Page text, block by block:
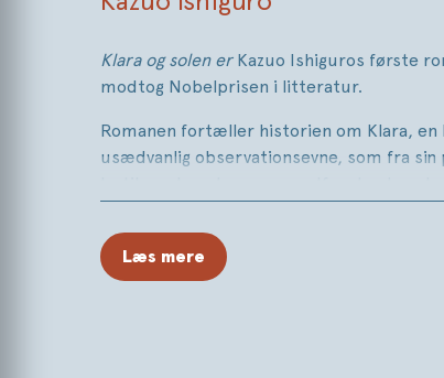
Klara og solen er Kazuo Ishiguros første
modtog Nobelprisen i litteratur.
Romanen fortæller historien om Klara, en
usædvanlig observationsevne, som fra sin
opmærksom på de mennesker, der går
udenfor. Hun håber til stadighed på at få
Læs mere